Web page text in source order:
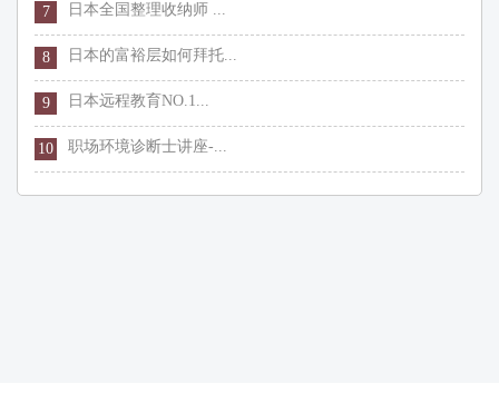
7 日本全国整理收纳师 ...
8 日本的富裕层如何拜托...
9 日本远程教育NO.1...
10 职场环境诊断士讲座-...